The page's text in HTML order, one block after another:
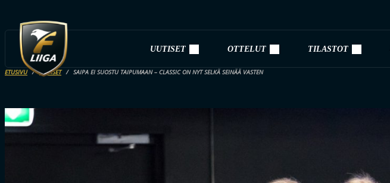
UUTISET OTTELUT TILASTOT
ETUSIVU UUTISET SAIPA EI SUOSTU TAIPUMAAN – CLASSIC ON NYT SELKÄ SEINÄÄ VASTEN